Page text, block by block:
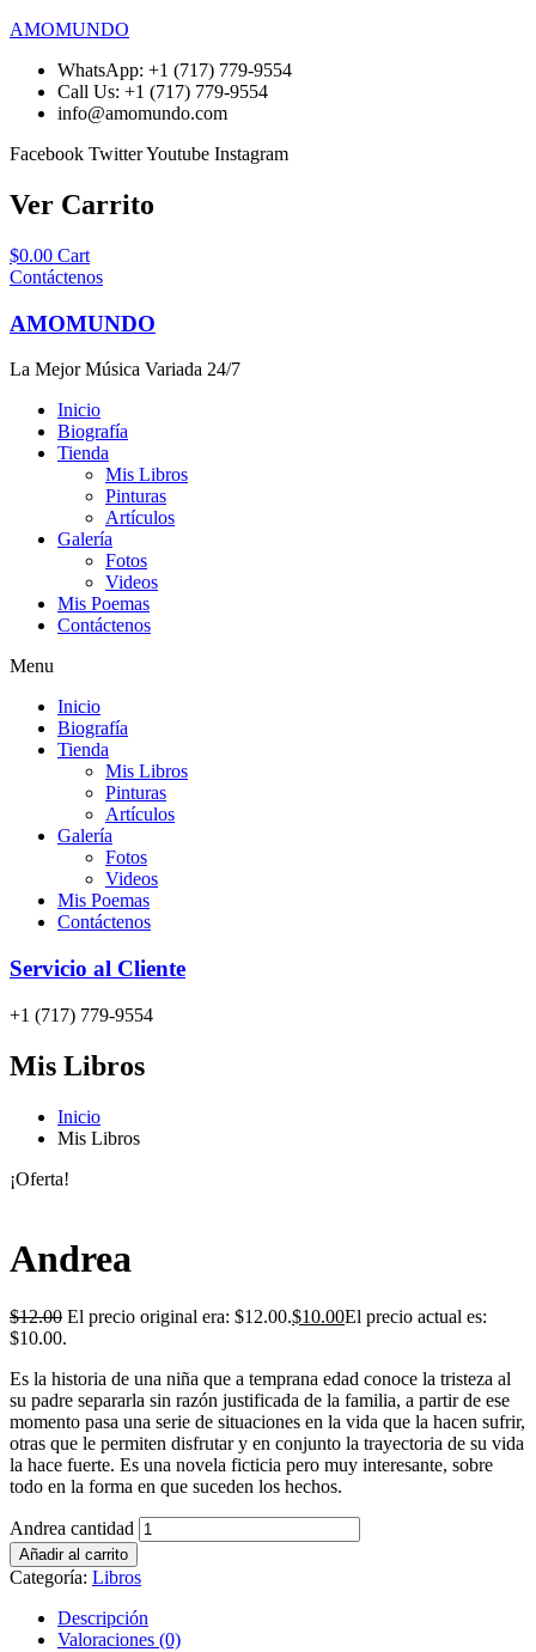
AMOMUNDO
WhatsApp: +1 (717) 779-9554
Call Us: +1 (717) 779-9554
info@amomundo.com
Facebook TwitterYoutube Instagram
Ver Carrito
$0.00 Cart
Contáctenos
AMOMUNDO
La Mejor Música Variada 24/7
Inicio
Biografía
Tienda
Mis Libros
Pinturas
Artículos
Galería
Fotos
Videos
Mis Poemas
Contáctenos
Menu
Inicio
Biografía
Tienda
Mis Libros
Pinturas
Artículos
Galería
Fotos
Videos
Mis Poemas
Contáctenos
Servicio al Cliente
+1 (717) 779-9554
Mis Libros
Inicio
Mis Libros
¡Oferta!
Andrea
$12.00 El precio original era: $12.00.$10.00El precio actual es:
$10.00.
Es la historia de una niña que a temprana edad conoce la tristeza al
su padre separarla sin razón justificada de la familia, a partir de ese
momento pasa una serie de situaciones en la vida que la hacen sufrir,
otras que le permiten disfrutar y en conjunto la trayectoria de su vida
la hace fuerte. Es una novela ficticia pero muy interesante, sobre
todo en la forma en que suceden los hechos.
Andrea cantidad
Añadir al carrito
Categoría: Libros
Descripción
Valoraciones (0)